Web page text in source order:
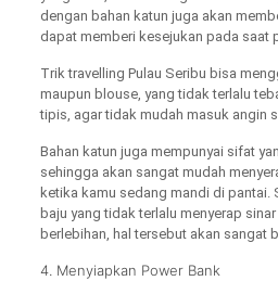
dengan bahan katun juga akan
dapat memberi kesejukan pada saat
Trik travelling Pulau Seribu bisa
maupun blouse, yang tidak terlalu
tipis, agar tidak mudah masuk angin
Bahan katun juga mempunyai sifat
sehingga akan sangat mudah
ketika kamu sedang mandi di pantai.
baju yang tidak terlalu menyerap
berlebihan, hal tersebut akan sangat
4. Menyiapkan Power Bank